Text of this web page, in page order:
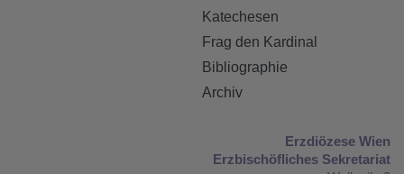
Katechesen
Frag den Kardinal
Bibliographie
Archiv
Erzdiözese Wien
Erzbischöfliches Sekretariat